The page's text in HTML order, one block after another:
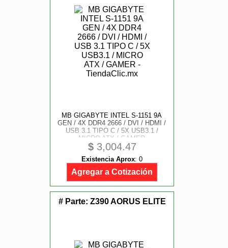
MB GIGABYTE INTEL S-1151 9A
GEN / 4X DDR4 2666 / DVI / HDMI /
USB 3.1 TIPO C / 5X USB3.1 /
MICRO ATX / GAMER
$3,004.47
Existencia Aprox: 0
Agregar a Cotización
# Parte: Z390 AORUS ELITE